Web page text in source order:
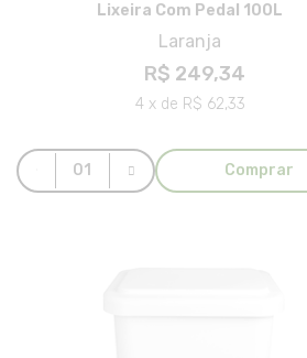
Lixeira Com Pedal 100L
Laranja
R$ 249,34
4 x de R$ 62,33
Comprar